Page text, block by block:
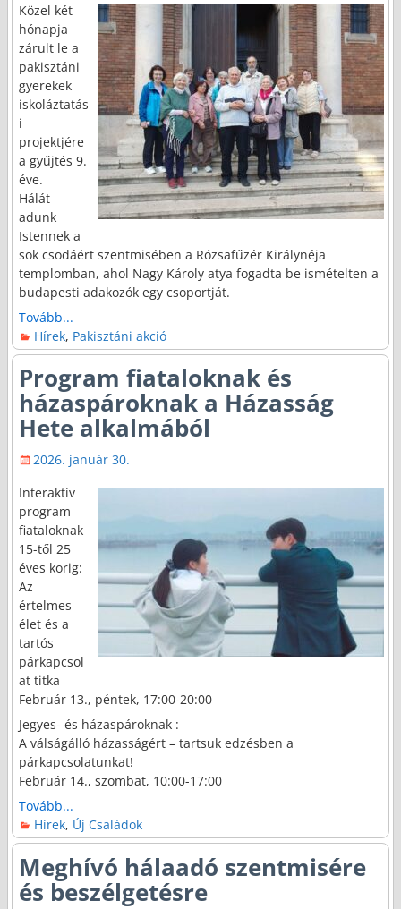
Közel két
hónapja
zárult le a
pakisztáni
gyerekek
iskoláztatás
i
projektjére
a gyűjtés 9.
éve.
Hálát
adunk
Istennek a
sok csodáért szentmisében a Rózsafűzér Királynéja
templomban, ahol Nagy Károly atya fogadta be ismételten a
budapesti adakozók egy csoportját.
Tovább...
Hírek, Pakisztáni akció
Program fiataloknak és
házaspároknak a Házasság
Hete alkalmából
2026. január 30.
Interaktív
program
fiataloknak
15-től 25
éves korig:
Az
értelmes
élet és a
tartós
párkapcsol
at titka
Február 13., péntek, 17:00-20:00
Jegyes- és házaspároknak :
A válságálló házasságért – tartsuk edzésben a
párkapcsolatunkat!
Február 14., szombat, 10:00-17:00
Tovább...
Hírek, Új Családok
Meghívó hálaadó szentmisére
és beszélgetésre